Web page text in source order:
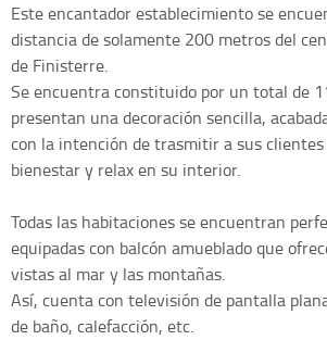
Este encantador establecimiento se
distancia de solamente 200 metros del
de Finisterre.
Se encuentra constituido por un total de
presentan una decoración sencilla,
con la intención de trasmitir a sus clientes
bienestar y relax en su interior.
Todas las habitaciones se encuentran
equipadas con balcón amueblado que
vistas al mar y las montañas.
Así, cuenta con televisión de pantalla
de baño, calefacción, etc.